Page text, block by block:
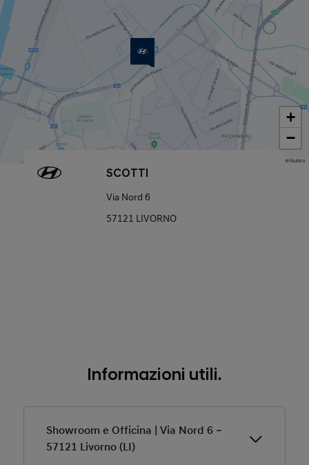
+
−
Map data © OpenStreetMap contributors
SCOTTI
Via Nord 6
57121 LIVORNO
Informazioni utili.
Showroom e Officina | Via Nord 6 –
57121 Livorno (LI)